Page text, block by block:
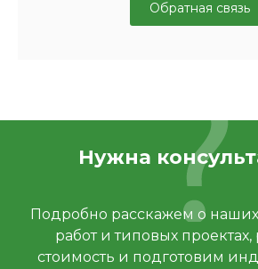
Обратная связь
Нужна
Подробно расскажем о наших
работ и типовых проектах,
стоимость и подготовим